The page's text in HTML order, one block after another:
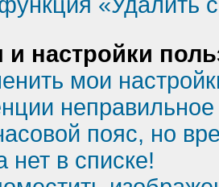
настройки
мои
пояс, но
нет в списке!